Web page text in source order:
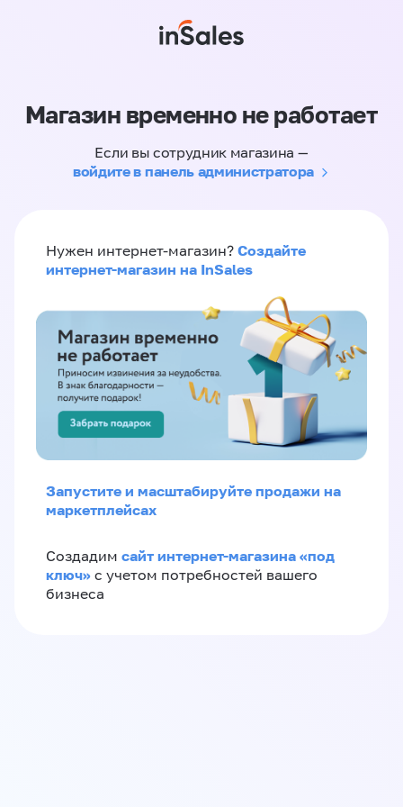
Магазин временно не работает
Если вы сотрудник магазина —
войдите в панель администратора
Нужен интернет-магазин? Создайте
интернет-магазин на InSales
Запустите и масштабируйте продажи на
маркетплейсах
Создадим сайт интернет-магазина «под
ключ» с учетом потребностей вашего
бизнеса